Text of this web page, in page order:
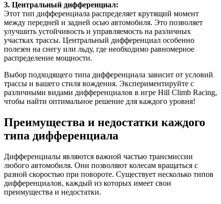
3. Центральный дифференциал:
Этот тип дифференциала распределяет крутящий момент
между передней и задней осью автомобиля. Это позволяет
улучшить устойчивость и управляемость на различных
участках трассы. Центральный дифференциал особенно
полезен на снегу или льду, где необходимо равномерное
распределение мощности.
Выбор подходящего типа дифференциала зависит от условий
трассы и вашего стиля вождения. Экспериментируйте с
различными видами дифференциалов в игре Hill Climb Racing,
чтобы найти оптимальное решение для каждого уровня!
Преимущества и недостатки каждого
типа дифференциала
Дифференциалы являются важной частью трансмиссии
любого автомобиля. Они позволяют колесам вращаться с
разной скоростью при повороте. Существует несколько типов
дифференциалов, каждый из которых имеет свои
преимущества и недостатки.